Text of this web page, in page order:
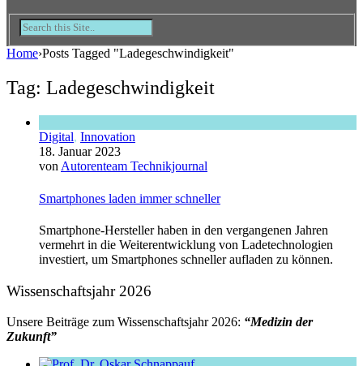
Home›Posts Tagged "Ladegeschwindigkeit"
Tag: Ladegeschwindigkeit
Digital, Innovation
18. Januar 2023
von Autorenteam Technikjournal
Smartphones laden immer schneller
Smartphone-Hersteller haben in den vergangenen Jahren
vermehrt in die Weiterentwicklung von Ladetechnologien
investiert, um Smartphones schneller aufladen zu können.
Wissenschaftsjahr 2026
Unsere Beiträge zum Wissenschaftsjahr 2026: “Medizin der
Zukunft”